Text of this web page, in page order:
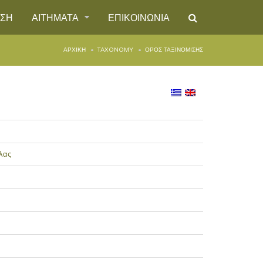
ΑΙΤΗΜΑΤΑ ΕΠΙΚΟΙΝΩΝΙΑ
ΑΡΧΙΚΉ TAXONOMY ΌΡΟΣ ΤΑΞΙΝΌΜΙΣΗΣ